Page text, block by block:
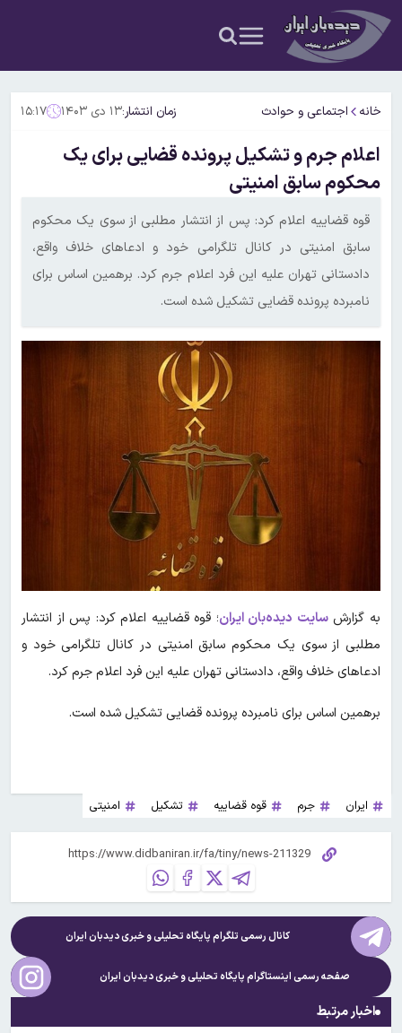
خانه اجتماعی و حوادث زمان انتشار:۱۳ دی ۱۴۰۳ ۱۵:۱۷
اعلام جرم و تشکیل پرونده قضایی برای یک
محکوم سابق امنیتی
قوه قضاییه اعلام کرد: پس از انتشار مطلبی از سوی یک محکوم
سابق امنیتی در کانال تلگرامی خود و ادعا‌های خلاف واقع،
دادستانی تهران علیه این فرد اعلام جرم کرد. برهمین اساس برای
نامبرده پرونده قضایی تشکیل شده است.
به گزارشسایت دیده‌بان ایران؛ قوه قضاییه اعلام کرد: پس از انتشار
مطلبی از سوی یک محکوم سابق امنیتی در کانال تلگرامی خود و
ادعا‌های خلاف واقع، دادستانی تهران علیه این فرد اعلام جرم کرد.
برهمین اساس برای نامبرده پرونده قضایی تشکیل شده است.
ایران جرم قوه قضاییه تشکیل امنیتی
کانال رسمی تلگرام پایگاه تحلیلی و خبریدیدبان ایران
صفحه رسمی اینستاگرام پایگاه تحلیلی و خبریدیدبان ایران
اخبار مرتبط